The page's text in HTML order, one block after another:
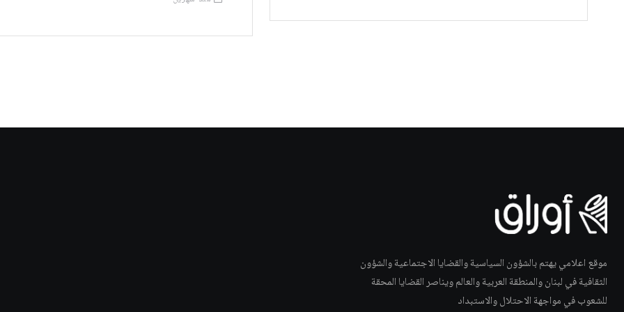
موقع اعلامي يهتم بالشؤون السياسية والقضايا الاجتماعية والشؤون
الثقافية في لبنان والمنطقة العربية والعالم ويناصر القضايا المحقة
للشعوب في مواجهة الاحتلال والاستبداد